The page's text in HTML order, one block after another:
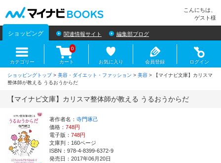
こんにちは、
ゲスト様
ショッピング 関連情報サイト 編集部ブログ
カテゴリー カート
0
お気に入り 会員登録 ログイン
ショッピングトップ> 美容・ダイエット・ファッション > 美容 > 【マイナビ文庫】カリスマ
整体師が教える うるおうからだ
【マイナビ文庫】カリスマ整体師が教える うるおうからだ
著作者名： 寺門琢己
価格： 748円
電子版： 748円
文庫判：160ページ
ISBN：978-4-8399-6372-9
発売日：2017年06月20日